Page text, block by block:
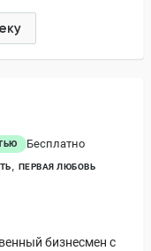
Бесплатно
ПЕРВАЯ ЛЮБОВЬ
бизнесмен с